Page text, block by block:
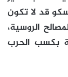
قد لا تكون
الروسية،
بكسب الحرب